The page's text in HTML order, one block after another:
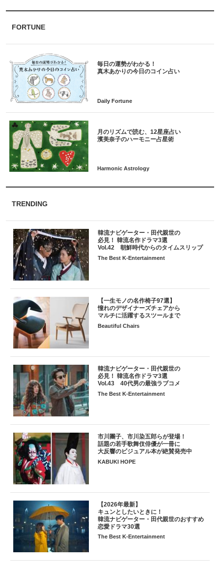
FORTUNE
毎日の運勢がわかる！
月のリズムで読む、12星座占い
TRENDING
韓流ナビゲーター・田代親世の
必見！ 韓流名作ドラマ3選
Vol.42 朝鮮時代からのタイムスリップ
The Best K-Entertainment
【一生モノの名作椅子97選】
憧れのデザイナーズチェアから
マルチに活躍するスツールまで
Beautiful Chairs
韓流ナビゲーター・田代親世の
必見！ 韓流名作ドラマ3選
Vol.43 40代男の最強ラブコメ
The Best K-Entertainment
市川團子、市川染五郎らが登場！
話題の若手歌舞伎俳優が一冊に
大反響のビジュアル本が絶賛発売中
KABUKI HOPE
【2026年最新】
キュンとしたいときに！
韓流ナビゲーター・田代親世のおすすめ
恋愛ドラマ30選
The Best K-Entertainment